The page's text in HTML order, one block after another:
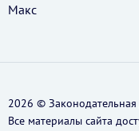
Макс
2026 ©
Все материалы сайта